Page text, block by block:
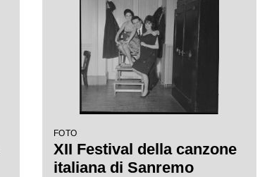
FOTO
XII Festival della canzone
italiana di Sanremo